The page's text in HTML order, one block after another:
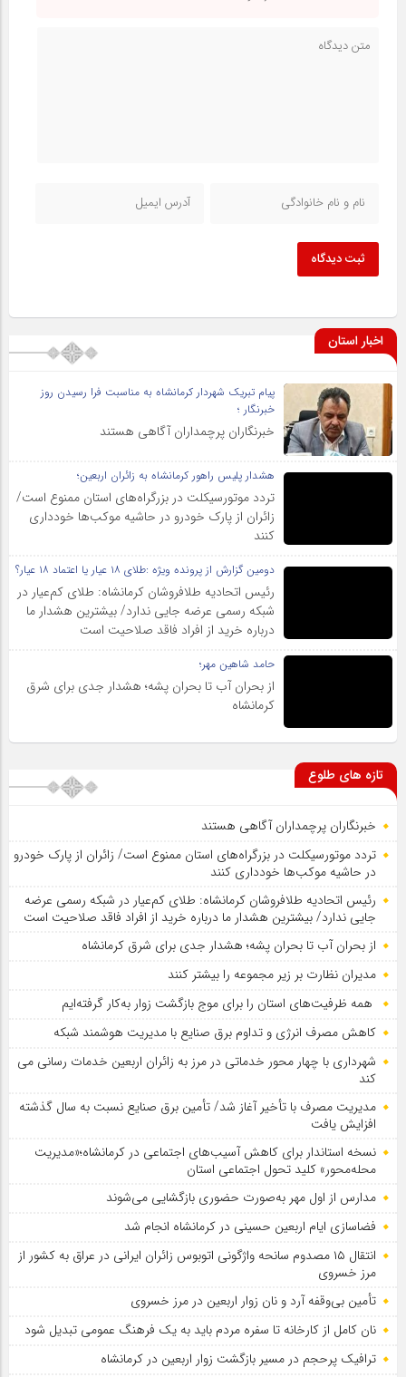
ثبت دیدگاه
اخبار استان
پیام تبریک شهردار کرمانشاه به مناسبت فرا رسیدن روز
خبرنگار ؛
خبرنگاران پرچمداران آگاهی هستند
هشدار پلیس راهور کرمانشاه به زائران اربعین؛
تردد موتورسیکلت در بزرگراه‌های استان ممنوع است/
زائران از پارک خودرو در حاشیه موکب‌ها خودداری
کنند
دومین گزارش از پرونده ویژه :طلای ۱۸ عیار یا اعتماد ۱۸ عیار؟
رئیس اتحادیه طلافروشان کرمانشاه: طلای کم‌عیار در
شبکه رسمی عرضه جایی ندارد/ بیشترین هشدار ما
درباره خرید از افراد فاقد صلاحیت است
حامد شاهین مهر؛
از بحران آب تا بحران پشه؛ هشدار جدی برای شرق
کرمانشاه
تازه های طلوع
خبرنگاران پرچمداران آگاهی هستند
تردد موتورسیکلت در بزرگراه‌های استان ممنوع است/ زائران از پارک خودرو
در حاشیه موکب‌ها خودداری کنند
رئیس اتحادیه طلافروشان کرمانشاه: طلای کم‌عیار در شبکه رسمی عرضه
جایی ندارد/ بیشترین هشدار ما درباره خرید از افراد فاقد صلاحیت است
از بحران آب تا بحران پشه؛ هشدار جدی برای شرق کرمانشاه
مدیران نظارت بر زیر مجموعه را بیشتر کنند
همه ظرفیت‌های استان را برای موج بازگشت زوار به‌کار گرفته‌ایم
کاهش مصرف انرژی و تداوم برق صنایع با مدیریت هوشمند شبکه
شهرداری با چهار محور خدماتی در مرز به زائران اربعین خدمات رسانی می
کند
مدیریت مصرف با تأخیر آغاز شد/ تأمین برق صنایع نسبت به سال گذشته
افزایش یافت
نسخه استاندار برای کاهش آسیب‌های اجتماعی در کرمانشاه؛«مدیریت
محله‌محور» کلید تحول اجتماعی استان
مدارس از اول مهر به‌صورت حضوری بازگشایی می‌شوند
فضاسازی ایام اربعین حسینی در کرمانشاه انجام شد
انتقال ۱۵ مصدوم سانحه واژگونی اتوبوس زائران ایرانی در عراق به کشور از
مرز خسروی
تأمین بی‌وقفه آرد و نان زوار اربعین در مرز خسروی
نان کامل از کارخانه تا سفره مردم باید به یک فرهنگ عمومی تبدیل شود
ترافیک پرحجم در مسیر بازگشت زوار اربعین در کرمانشاه